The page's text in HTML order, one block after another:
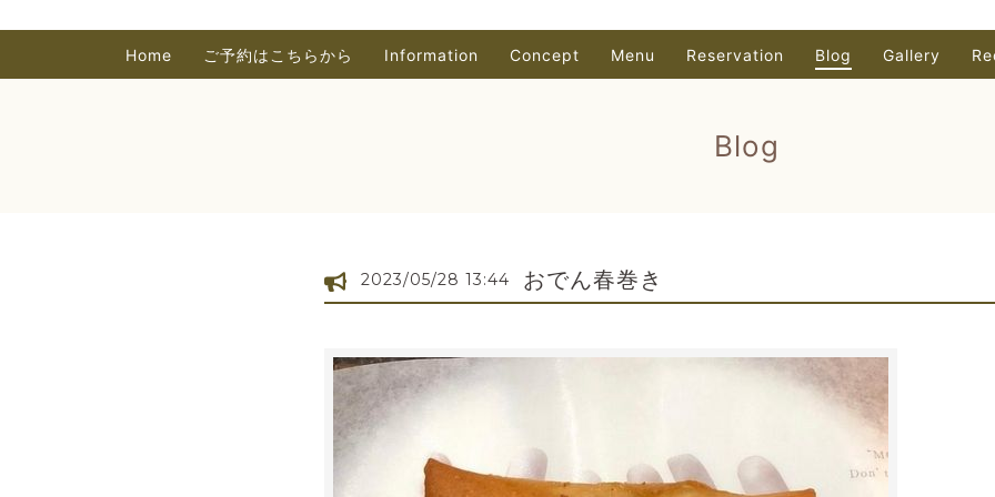
Home ご予約はこちらから Information Concept Menu Reservation Blog Gallery
Blog
2023/05/28 13:44 おでん春巻き